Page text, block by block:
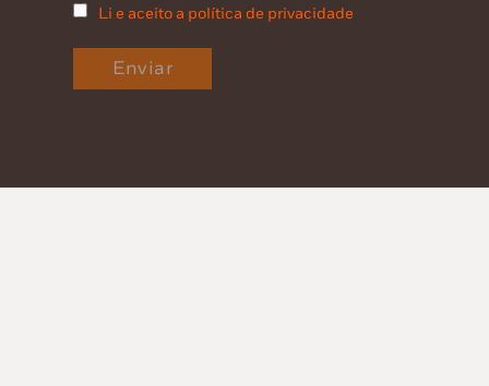
Li e aceito a política de privacidade